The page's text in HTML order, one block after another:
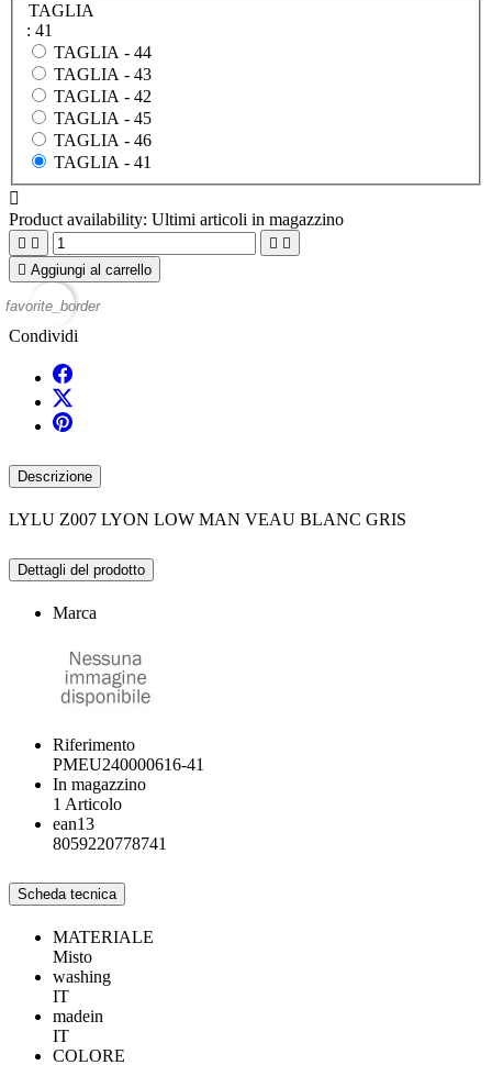
TAGLIA
: 41
TAGLIA - 44
TAGLIA - 43
TAGLIA - 42
TAGLIA - 45
TAGLIA - 46
TAGLIA - 41

Product availability: Ultimi articoli in magazzino
   
 Aggiungi al carrello
favorite_border
Condividi
Descrizione
LYLU Z007 LYON LOW MAN VEAU BLANC GRIS
Dettagli del prodotto
Marca
Riferimento
PMEU240000616-41
In magazzino
1 Articolo
ean13
8059220778741
Scheda tecnica
MATERIALE
Misto
washing
IT
madein
IT
COLORE